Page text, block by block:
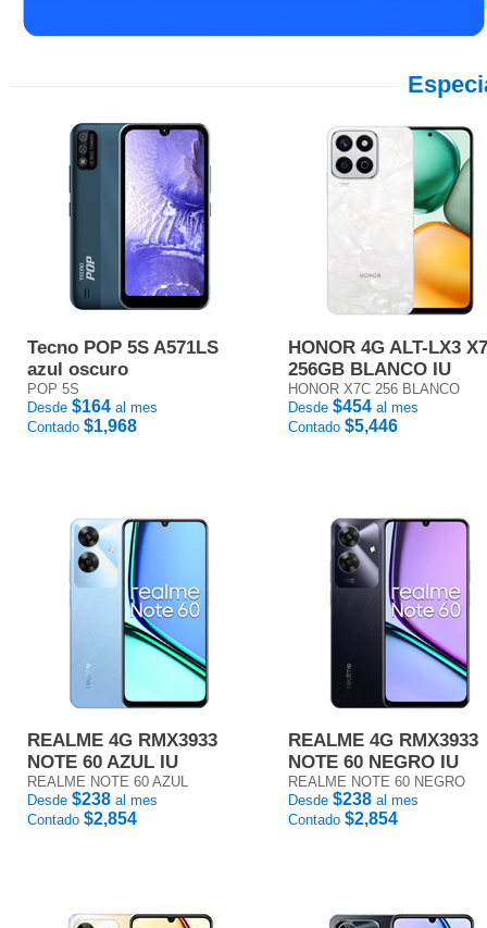
Tecno POP 5S A571LS
azul oscuro
POP 5S
Desde $164 al mes
Contado $1,968
HONOR 4G ALT-LX3
256GB BLANCO IU
HONOR X7C 256 BLANCO
Desde $454 al mes
Contado $5,446
REALME 4G RMX3933
NOTE 60 AZUL IU
REALME NOTE 60 AZUL
Desde $238 al mes
Contado $2,854
REALME 4G RMX3933
NOTE 60 NEGRO IU
REALME NOTE 60 NEGRO
Desde $238 al mes
Contado $2,854